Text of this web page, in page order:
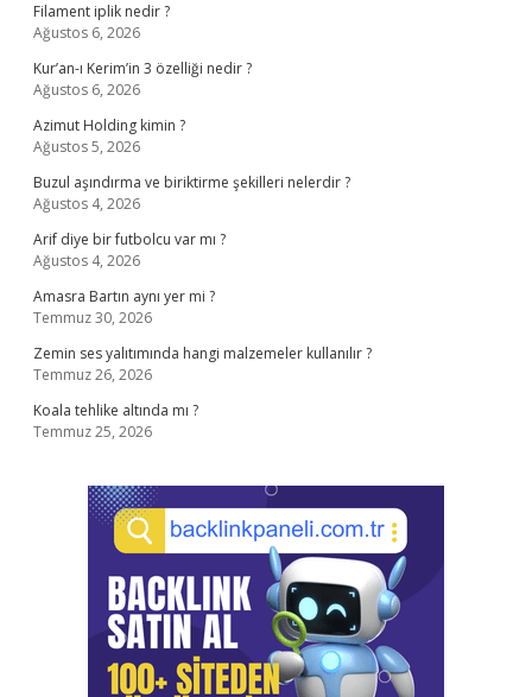
Filament iplik nedir ?
Ağustos 6, 2026
Kur’an-ı Kerim’in 3 özelliği nedir ?
Ağustos 6, 2026
Azimut Holding kimin ?
Ağustos 5, 2026
Buzul aşındırma ve biriktirme şekilleri nelerdir ?
Ağustos 4, 2026
Arif diye bir futbolcu var mı ?
Ağustos 4, 2026
Amasra Bartın aynı yer mi ?
Temmuz 30, 2026
Zemin ses yalıtımında hangi malzemeler kullanılır ?
Temmuz 26, 2026
Koala tehlike altında mı ?
Temmuz 25, 2026